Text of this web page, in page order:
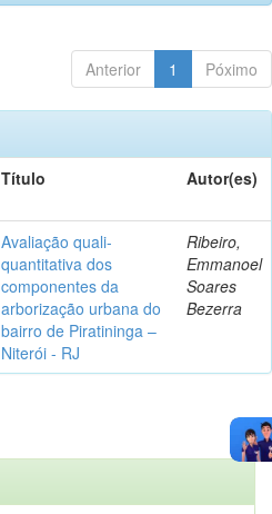
Anterior 1 Póximo
Título Autor(es)
Avaliação quali-
quantitativa dos
componentes da
arborização urbana do
bairro de Piratininga –
Niterói - RJ
Ribeiro,
Emmanoel
Soares
Bezerra